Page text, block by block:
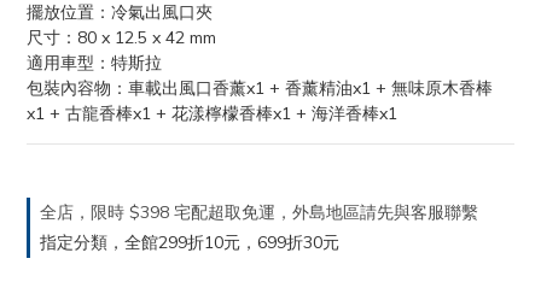
擺放位置：冷氣出風口夾
尺寸：80 x 12.5 x 42 mm
適用車型：特斯拉
包裝內容物：車載出風口香薰x1 + 香薰精油x1 + 無味原木香棒
x1 + 古龍香棒x1 + 花漾檸檬香棒x1 + 海洋香棒x1
全店，限時 $398 宅配超取免運，外島地區請先與客服聯繫
指定分類，全館299折10元，699折30元